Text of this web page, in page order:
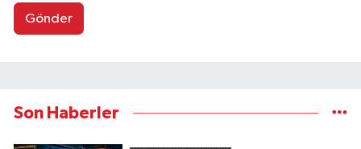
Gönder
Son Haberler